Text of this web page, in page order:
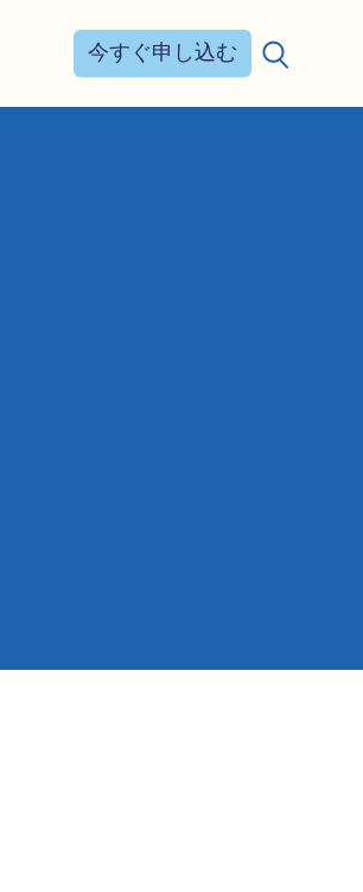
今すぐ申し込む
検索する：